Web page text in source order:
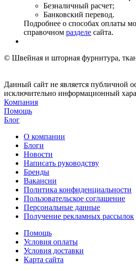
Безналичный расчет;
Банковский перевод.
Подробнее о способах оплаты
справочном разделе сайта.
© Швейная и шторная фурнитура,
Данный сайт не является публичной
исключительно информационный
Компания
Помощь
Блог
О компании
Блоги
Новости
Написать руководству
Бренды
Вакансии
Политика конфиденциальности
Пользовательское соглашение
Персональные данные
Получение рекламных рассылок
Помощь
Условия оплаты
Условия доставки
Карта сайта